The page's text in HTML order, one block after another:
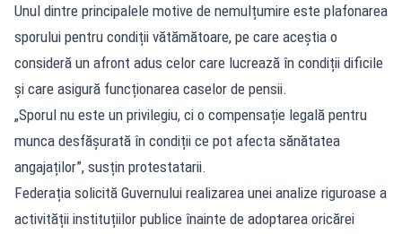
Unul dintre principalele motive de nemulțumire este plafonarea
sporului pentru condiții vătămătoare, pe care aceștia o
consideră un afront adus celor care lucrează în condiții dificile
și care asigură funcționarea caselor de pensii.
„Sporul nu este un privilegiu, ci o compensație legală pentru
munca desfășurată în condiții ce pot afecta sănătatea
angajaților”, susțin protestatarii.
Federația solicită Guvernului realizarea unei analize riguroase a
activității instituțiilor publice înainte de adoptarea oricărei